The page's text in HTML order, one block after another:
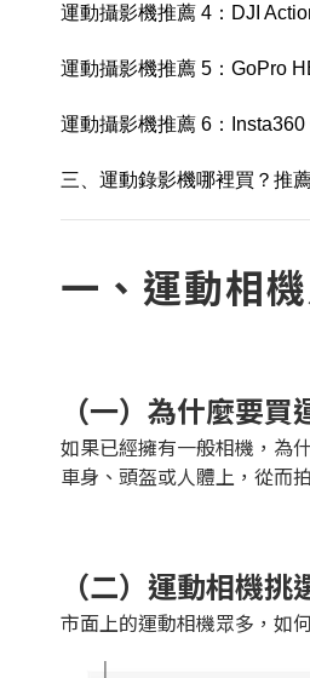
運動攝影機推薦 4：DJI
運動攝影機推薦 5：GoPro
運動攝影機推薦 6：Insta360
三、運動錄影機哪裡買？推
一、運動相
（一）為什麼要買
如果已經擁有一般相機，為
車身、頭盔或人體上，從而
（二）運動相機挑
市面上的運動相機眾多，如